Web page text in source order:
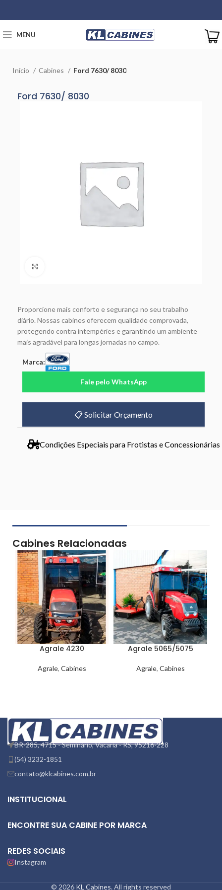
MENU
Início Cabines Ford 7630/ 8030
Ford 7630/ 8030
Proporcione mais conforto e segurança no seu trabalho
diário. Nossas cabines oferecem qualidade comprovada,
protegendo contra intempéries e garantindo um ambiente
mais agradável para longas jornadas no campo.
Marca:
Fale pelo WhatsApp
📋 Solicitar Orçamento
Condições Especiais para Frotistas e Concessionárias
Cabines Relacionadas
Agrale 4230
Agrale, Cabines
Agrale 5065/5075
Agrale, Cabines
BR-285, 4715 - Seminário, Vacaria - RS, 95216-228
(54) 3232-1851
contato@klcabines.com.br
INSTITUCIONAL
ENCONTRE SUA CABINE POR MARCA
REDES SOCIAIS
Instagram
© 2026 KL Cabines. All rights reserved